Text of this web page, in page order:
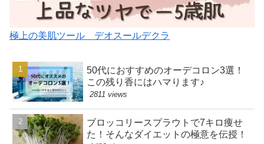
極上の美肌ツール デオスールデクラ
50代におすすめのオーデコロン3選！
この残り香にはハマります♪
2811 views
ブロッコリースプラウトで7キロ痩せ
た！そんなダイエットの極意を伝授！